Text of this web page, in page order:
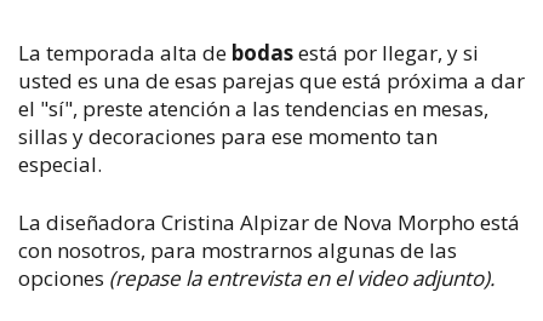
La temporada alta de bodasestá por llegar, y si
usted es una de esas parejas que está próxima a dar
el "sí", preste atención a las tendencias en mesas,
sillas y decoraciones para ese momento tan
especial.
La diseñadora Cristina Alpizar de Nova Morpho está
con nosotros, para mostrarnos algunas de las
opciones (repase la entrevista en el video adjunto).